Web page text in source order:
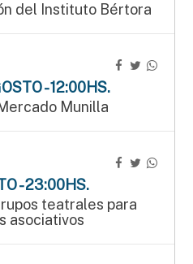
del Instituto Bértora
- 12:00HS.
Munilla
- 23:00HS.
teatrales para
asociativos